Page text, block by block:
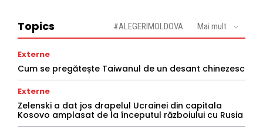
Topics #ALEGERIMOLDOVA Mai mult
Externe
Cum se pregătește Taiwanul de un desant chinezesc
Externe
Zelenski a dat jos drapelul Ucrainei din capitala
Kosovo amplasat de la începutul războiului cu Rusia